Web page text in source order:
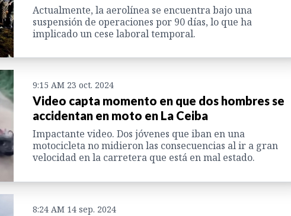
Actualmente, la aerolínea se encuentra bajo una
suspensión de operaciones por 90 días, lo que ha
implicado un cese laboral temporal.
9:15 AM 23 oct. 2024
Video capta momento en que dos hombres se
accidentan en moto en La Ceiba
Impactante video. Dos jóvenes que iban en una
motocicleta no midieron las consecuencias al ir a gran
velocidad en la carretera que está en mal estado.
8:24 AM 14 sep. 2024